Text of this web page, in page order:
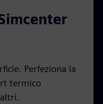
Perfeziona la
termico